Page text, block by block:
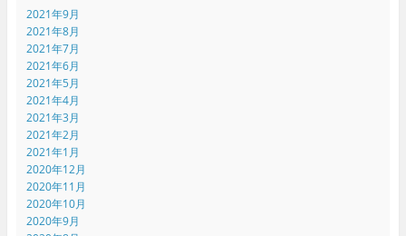
2021年9月
2021年8月
2021年7月
2021年6月
2021年5月
2021年4月
2021年3月
2021年2月
2021年1月
2020年12月
2020年11月
2020年10月
2020年9月